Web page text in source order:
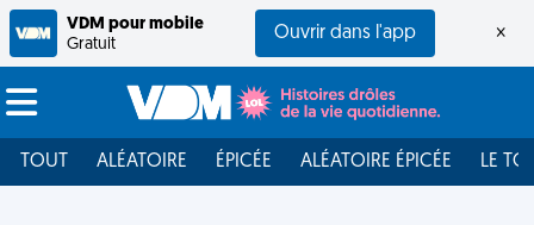
VDM pour mobile
Gratuit
Ouvrir dans l'app ×
TOUT ALÉATOIRE ÉPICÉE ALÉATOIRE ÉPICÉE LE